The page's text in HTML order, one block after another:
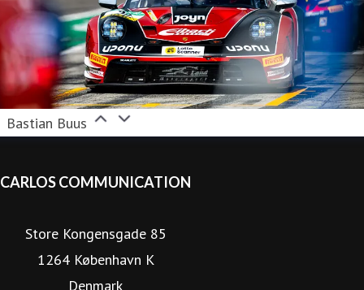
Bastian Buus
CARLOS COMMUNICATION
Store Kongensgade 85
1264 København K
Denmark